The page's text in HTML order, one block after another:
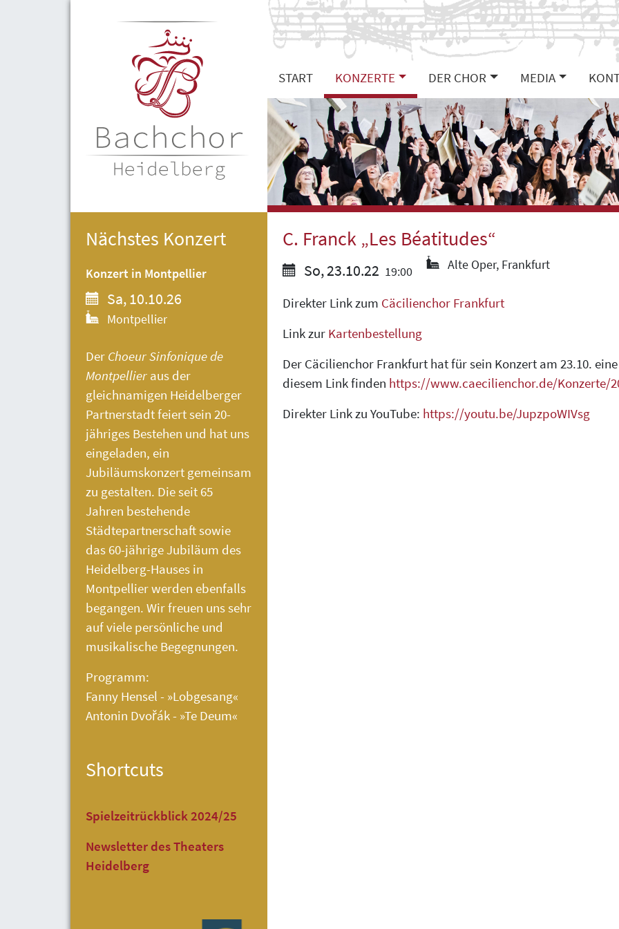
START KONZERTE DER CHOR MEDIA
C. Franck „Les Béatitudes“
So, 23.10.22 19:00 Alte Oper, Frankfurt
Direkter Link zum Cäcilienchor Frankfurt
Link zur Kartenbestellung
Der Cäcilienchor Frankfurt hat für sein Konzert am 23.10.
diesem Link finden https://www.caecilienchor.de/Konzerte/
Direkter Link zu YouTube: https://youtu.be/JupzpoWIVsg
Nächstes Konzert
Konzert in Montpellier
Sa, 10.10.26
Montpellier
Der Choeur Sinfonique de
Montpellier aus der
gleichnamigen Heidelberger
Partnerstadt feiert sein 20-
jähriges Bestehen und hat uns
eingeladen, ein
Jubiläumskonzert gemeinsam
zu gestalten. Die seit 65
Jahren bestehende
Städtepartnerschaft sowie
das 60-jährige Jubiläum des
Heidelberg-Hauses in
Montpellier werden ebenfalls
begangen. Wir freuen uns sehr
auf viele persönliche und
musikalische Begegnungen.
Programm:
Fanny Hensel - »Lobgesang«
Antonin Dvořák - »Te Deum«
Shortcuts
Spielzeitrückblick 2024/25
Newsletter des Theaters
Heidelberg